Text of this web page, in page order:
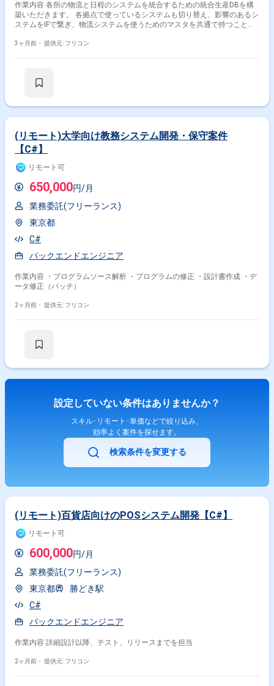
作業内容 各所の物流と日程のシステムを統合するための統合生産DBを構
築いただきます。 各拠点で使っているシステムも切り替え、影響のあるシ
ステムをIFで繋ぎ、物流システムを使うためのマスタを共通で持つことを
3ヶ月前・ 提供元: フリコン
(リモート)大学向け教務システム開発・保守案件
【C#】
リモート可
650,000円/月
業務委託(フリーランス)
東京都
C#
バックエンドエンジニア
作業内容 ・プログラムソース解析 ・プログラムの修正 ・設計書作成 ・デ
ータ修正（パッチ）
2ヶ月前・ 提供元: フリコン
設定していない条件はありませんか？
スキル･リモート･単価などで絞り込み、
効率よく案件を探せます。
検索条件を変更する
(リモート)百貨店向けのPOSシステム開発【C#】
リモート可
600,000円/月
業務委託(フリーランス)
東京都
勝どき駅
C#
バックエンドエンジニア
作業内容 詳細設計以降、テスト、リリースまでを担当
2ヶ月前・ 提供元: フリコン